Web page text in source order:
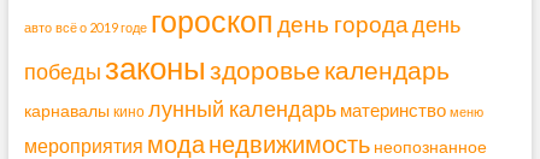
авто всё о 2019 годе гороскоп день городадень
победызаконыздоровье календарь
карнавалы кино лунный календарь материнство меню
мероприятия мода недвижимость неопознанное